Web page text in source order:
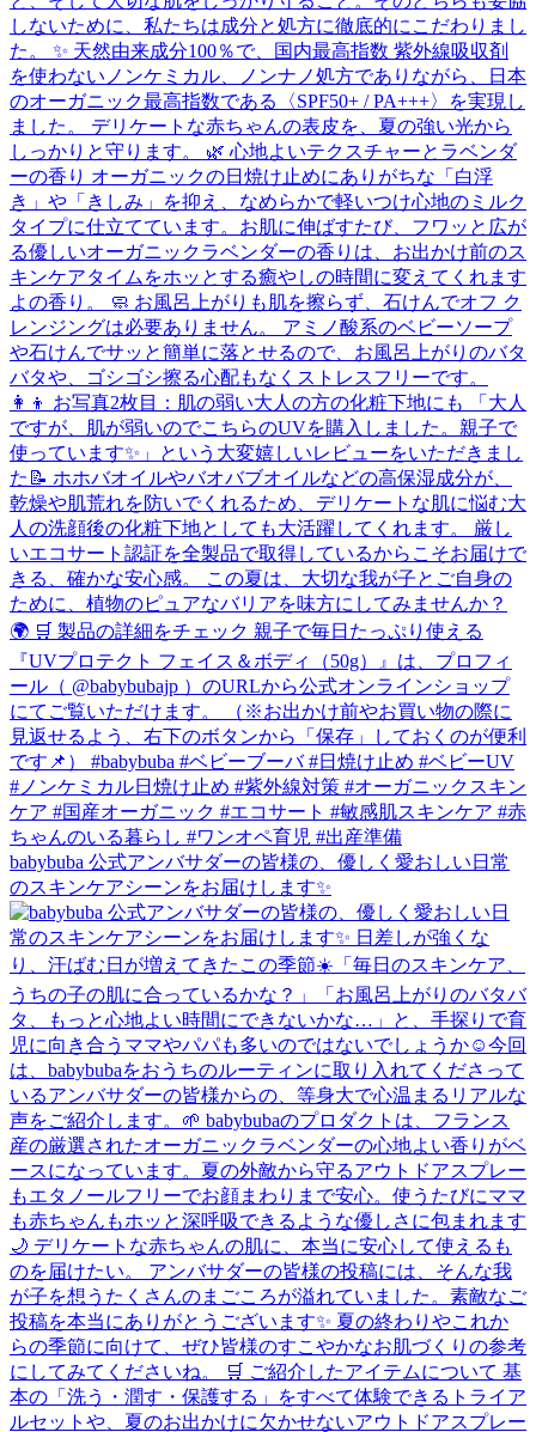
babybuba 公式アンバサダーの皆様の、優しく愛おしい日常
のスキンケアシーンをお届けします✨